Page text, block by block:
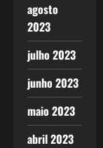
agosto
2023
julho 2023
junho 2023
maio 2023
abril 2023